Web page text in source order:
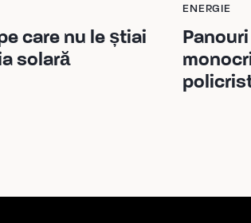
care nu le știai
solară
ENERGIE